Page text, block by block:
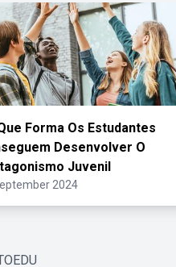
Forma Os Estudantes
Desenvolver O
Juvenil
2024